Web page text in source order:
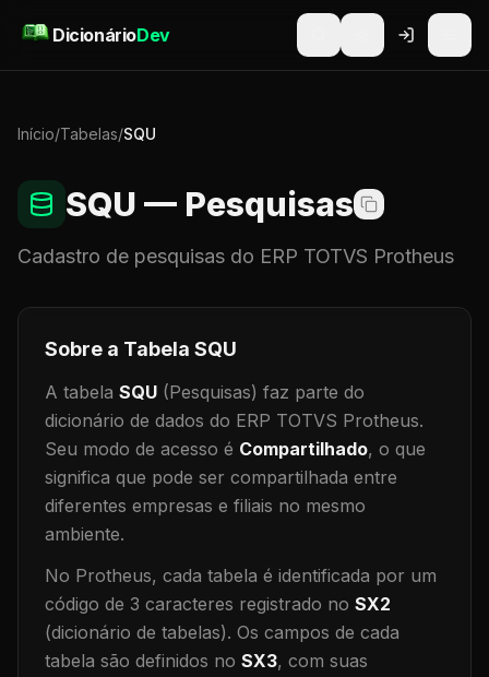
DicionárioDev
Início/Tabelas/SQU
SQU — Pesquisas
Cadastro de pesquisas do ERP TOTVS Protheus
Sobre a Tabela SQU
A tabela SQU (Pesquisas) faz parte do
dicionário de dados do ERP TOTVS Protheus.
Seu modo de acesso é Compartilhado, o que
significa que pode ser compartilhada entre
diferentes empresas e filiais no mesmo
ambiente.
No Protheus, cada tabela é identificada por um
código de 3 caracteres registrado no SX2
(dicionário de tabelas). Os campos de cada
tabela são definidos no SX3, com suas